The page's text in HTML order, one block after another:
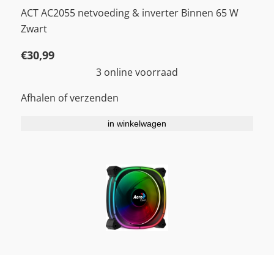
ACT AC2055 netvoeding & inverter Binnen 65 W
Zwart
€30,99
3 online voorraad
Afhalen of verzenden
in winkelwagen